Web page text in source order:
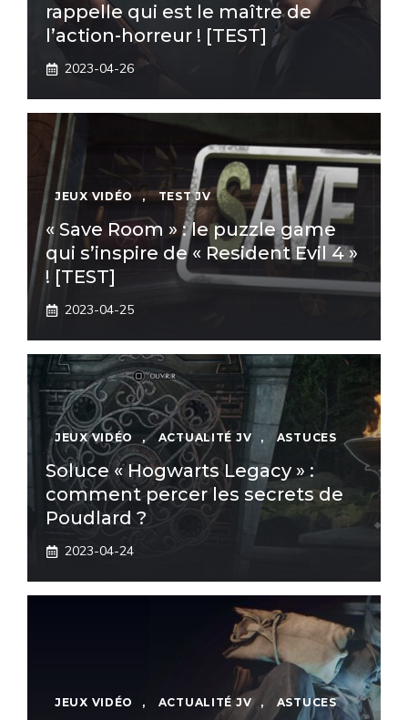
rappelle qui est le maître de
l’action-horreur ! [TEST]
2023-04-26
JEUX VIDÉO , TEST JV
« Save Room » : le puzzle game
qui s’inspire de « Resident Evil 4 »
! [TEST]
2023-04-25
JEUX VIDÉO , ACTUALITÉ JV , ASTUCES
Soluce « Hogwarts Legacy » :
comment percer les secrets de
Poudlard ?
2023-04-24
JEUX VIDÉO , ACTUALITÉ JV , ASTUCES